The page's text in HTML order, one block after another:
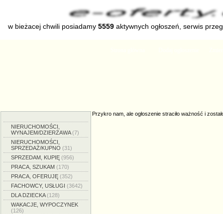
w bieżacej chwili posiadamy 5559 aktywnych ogłoszeń, serwis
NIERUCHOMOŚCI,
WYNAJEM/DZIERŻAWA(7)
NIERUCHOMOŚCI,
SPRZEDAŻ/KUPNO (31)
SPRZEDAM, KUPIĘ (956)
PRACA, SZUKAM (170)
PRACA, OFERUJĘ (352)
FACHOWCY, USŁUGI (3642)
DLA DZIECKA(128)
WAKACJE, WYPOCZYNEK
(126)
Przykro nam, ale ogłoszenie straciło ważność i